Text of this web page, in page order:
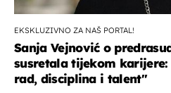
EKSKLUZIVNO ZA NAŠ PORTAL!
Sanja Vejnović o
susretala tijekom
rad, disciplina i talent''